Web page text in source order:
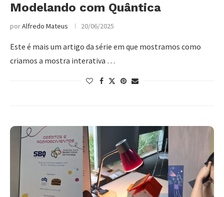
Modelando com Quântica
porAlfredo Mateus 20/06/2025
Este é mais um artigo da série em que mostramos como
criamos a mostra interativa …